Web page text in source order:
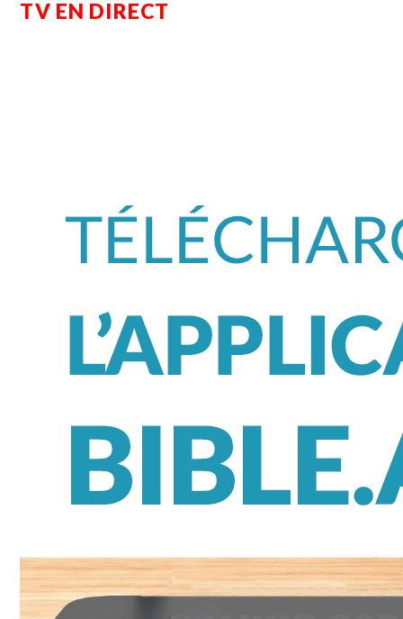
TV EN DIRECT